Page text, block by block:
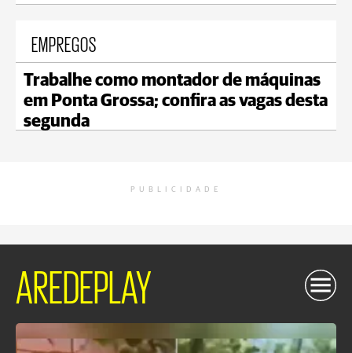
EMPREGOS
Trabalhe como montador de máquinas
em Ponta Grossa; confira as vagas desta
segunda
PUBLICIDADE
AREDEPLAY